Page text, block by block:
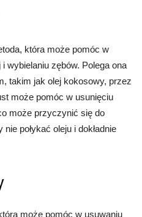
która może pomóc w
wybielaniu zębów. Polega ona
takim jak olej kokosowy, przez
może pomóc w usunięciu
może przyczynić się do
połykać oleju i dokładnie
może pomóc w usuwaniu